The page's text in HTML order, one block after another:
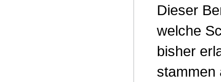
Dieser
welche
bisher
stammen